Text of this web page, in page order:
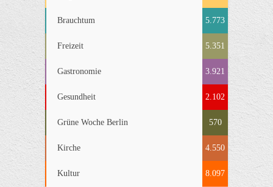
Brauchtum 5.773
Freizeit 5.351
Gastronomie 3.921
Gesundheit 2.102
Grüne Woche Berlin 570
Kirche 4.550
Kultur 8.097